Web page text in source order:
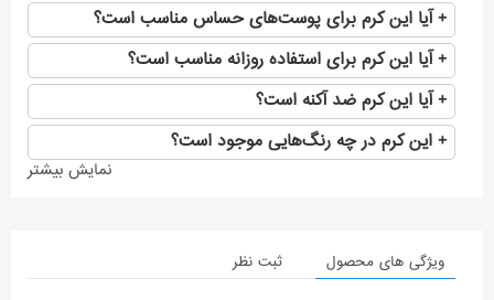
آیا این کرم برای پوست‌های حساس مناسب است؟
آیا این کرم برای استفاده روزانه مناسب است؟
آیا این کرم ضد آکنه است؟
این کرم در چه رنگ‌هایی موجود است؟
نمایش بیشتر
ویژگی های محصول ثبت نظر